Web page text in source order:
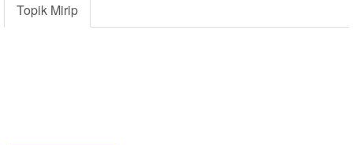
Topik Mirip